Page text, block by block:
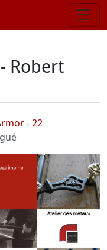
Robert
- 22